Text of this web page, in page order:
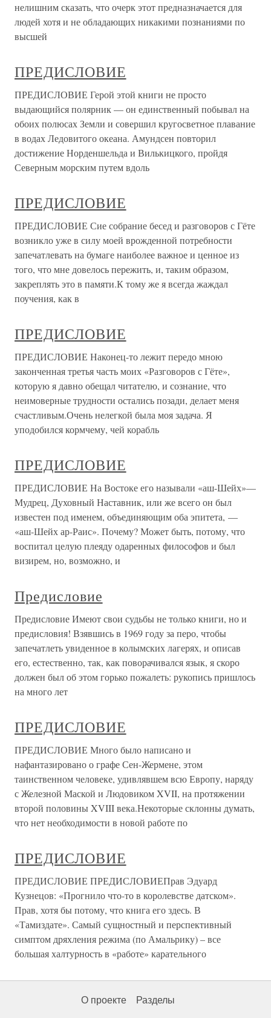
нелишним сказать, что очерк этот предназначается для
людей хотя и не обладающих никакими познаниями по
высшей
ПРЕДИСЛОВИЕ
ПРЕДИСЛОВИЕ Герой этой книги не просто
выдающийся полярник — он единственный побывал на
обоих полюсах Земли и совершил кругосветное плавание
в водах Ледовитого океана. Амундсен повторил
достижение Норденшельда и Вилькицкого, пройдя
Северным морским путем вдоль
ПРЕДИСЛОВИЕ
ПРЕДИСЛОВИЕ Сие собрание бесед и разговоров с Гёте
возникло уже в силу моей врожденной потребности
запечатлевать на бумаге наиболее важное и ценное из
того, что мне довелось пережить, и, таким образом,
закреплять это в памяти.К тому же я всегда жаждал
поучения, как в
ПРЕДИСЛОВИЕ
ПРЕДИСЛОВИЕ Наконец-то лежит передо мною
законченная третья часть моих «Разговоров с Гёте»,
которую я давно обещал читателю, и сознание, что
неимоверные трудности остались позади, делает меня
счастливым.Очень нелегкой была моя задача. Я
уподобился кормчему, чей корабль
ПРЕДИСЛОВИЕ
ПРЕДИСЛОВИЕ На Востоке его называли «аш-Шейх»—
Мудрец, Духовный Наставник, или же всего он был
известен под именем, объединяющим оба эпитета, —
«аш-Шейх ар-Раис». Почему? Может быть, потому, что
воспитал целую плеяду одаренных философов и был
визирем, но, возможно, и
Предисловие
Предисловие Имеют свои судьбы не только книги, но и
предисловия! Взявшись в 1969 году за перо, чтобы
запечатлеть увиденное в колымских лагерях, и описав
его, естественно, так, как поворачивался язык, я скоро
должен был об этом горько пожалеть: рукопись пришлось
на много лет
ПРЕДИСЛОВИЕ
ПРЕДИСЛОВИЕ Много было написано и
нафантазировано о графе Сен-Жермене, этом
таинственном человеке, удивлявшем всю Европу, наряду
с Железной Маской и Людовиком XVII, на протяжении
второй половины XVIII века.Некоторые склонны думать,
что нет необходимости в новой работе по
ПРЕДИСЛОВИЕ
ПРЕДИСЛОВИЕ ПРЕДИСЛОВИЕПрав Эдуард
Кузнецов: «Прогнило что-то в королевстве датском».
Прав, хотя бы потому, что книга его здесь. В
«Тамиздате». Самый сущностный и перспективный
симптом дряхления режима (по Амальрику) – все
большая халтурность в «работе» карательного
О проекте Разделы